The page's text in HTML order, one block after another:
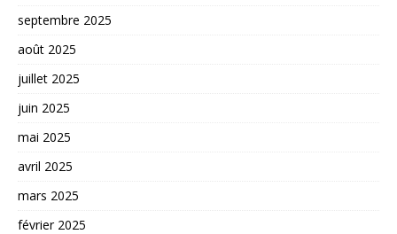
septembre 2025
août 2025
juillet 2025
juin 2025
mai 2025
avril 2025
mars 2025
février 2025